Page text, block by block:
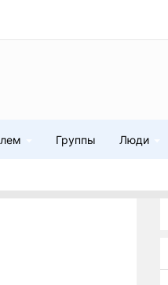
Группы Люди